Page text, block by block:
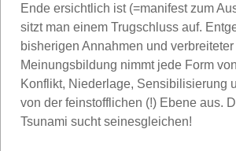
Ende ersichtlich ist (=manifest zum
sitzt man einem Trugschluss auf.
bisherigen Annahmen und verbreiteter
Meinungsbildung nimmt jede Form
Konflikt, Niederlage, Sensibilisierung
von der feinstofflichen (!) Ebene aus.
Tsunami sucht seinesgleichen!